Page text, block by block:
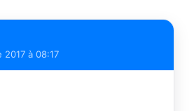
2017 à 08:17